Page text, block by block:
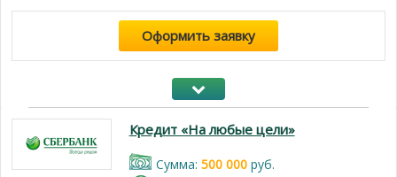
Оформить заявку
Кредит «На любые цели»
Cумма: 500 000руб.